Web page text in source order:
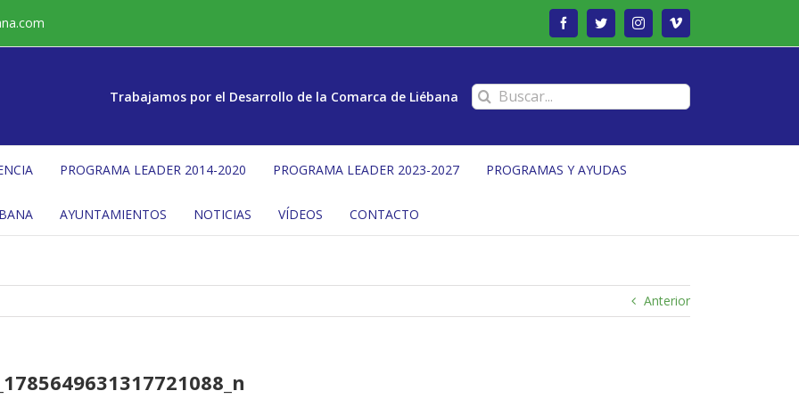
FacebookTwitterInstagramVimeo
Trabajamos por el Desarrollo de la Comarca de Liébana Buscar:
PROGRAMA LEADER 2014-2020 PROGRAMA LEADER 2023-2027 PROGRAMAS Y AYUDAS
AYUNTAMIENTOS NOTICIAS VÍDEOS CONTACTO
Anterior